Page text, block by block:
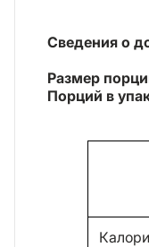
Сведения о
Размер
Порций в